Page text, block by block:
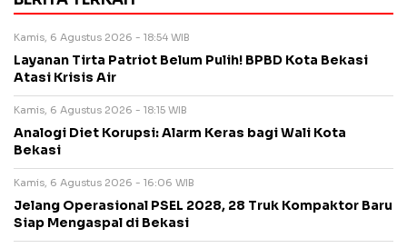
Kamis, 6 Agustus 2026 - 18:54 WIB
Layanan Tirta Patriot Belum Pulih! BPBD Kota Bekasi
Atasi Krisis Air
Kamis, 6 Agustus 2026 - 18:15 WIB
Analogi Diet Korupsi: Alarm Keras bagi Wali Kota
Bekasi
Kamis, 6 Agustus 2026 - 16:06 WIB
Jelang Operasional PSEL 2028, 28 Truk Kompaktor Baru
Siap Mengaspal di Bekasi